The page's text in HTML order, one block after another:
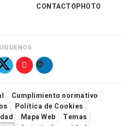
CONTACTOPHOTO
Cumplimiento normativo
Política de Cookies
Mapa Web
Temas